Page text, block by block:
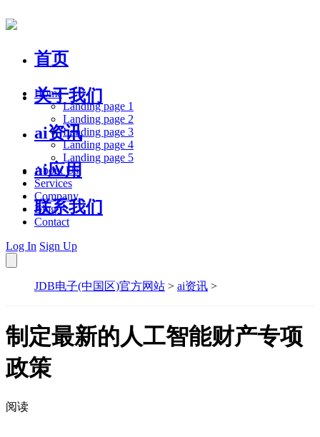
首页
关于我们
ai资讯
ai应用
联系我们
Home
Landing page 1
Landing page 2
Landing page 3
Landing page 4
Landing page 5
About Us
Services
Company
Blog
Contact
Log In Sign Up
JDB电子(中国区)官方网站 > ai资讯 >
制定最新的人工智能财产专项
政策
阅读